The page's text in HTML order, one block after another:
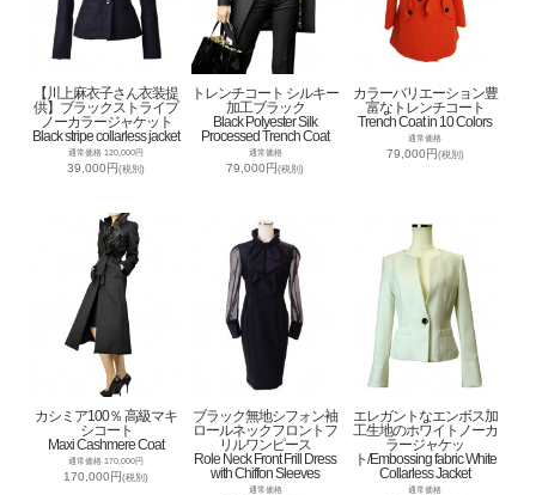
【川上麻衣子さん衣装提
供】ブラックストライプ
ノーカラージャケット
Black stripe collarless jacket
通常価格 120,000円
39,000円(税別)
トレンチコート シルキー
加工ブラック
Black Polyester Silk
Processed Trench Coat
通常価格
79,000円(税別)
カラーバリエーション豊
富なトレンチコート
Trench Coat in 10 Colors
通常価格
79,000円 (税別)
カシミア100％ 高級マキ
シコート
Maxi Cashmere Coat
通常価格 170,000円
170,000円(税別)
ブラック無地シフォン袖
ロールネックフロントフ
リルワンピース
Role Neck Front Frill Dress
with Chiffon Sleeves
通常価格
エレガントなエンボス加
工生地のホワイトノーカ
ラージャケッ
ト/Embossing fabric White
Collarless Jacket
通常価格